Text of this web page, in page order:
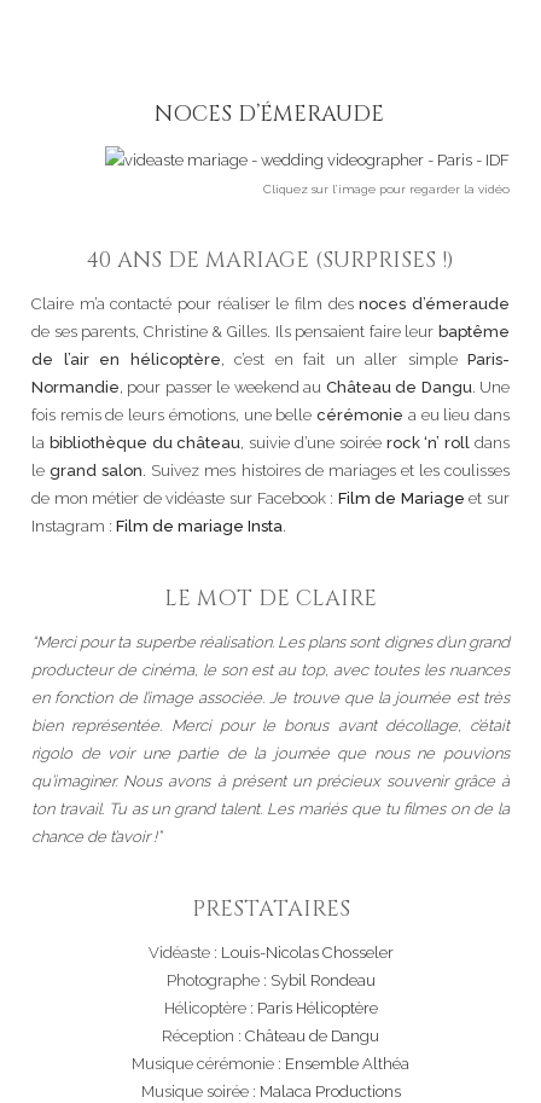
NOCES D’ÉMERAUDE
Cliquez sur l’image pour regarder la vidéo
40 ANS DE MARIAGE (SURPRISES !)
Claire m’a contacté pour réaliser le film desnoces d’émeraude
de ses parents, Christine & Gilles. Ils pensaient faire leur baptême
de l’air en hélicoptère, c’est en fait un aller simple Paris-
Normandie, pour passer le weekend au Château de Dangu. Une
fois remis de leurs émotions, une bellecérémonie a eu lieu dans
la bibliothèque du château, suivie d’une soirée rock ‘n’ roll dans
legrand salon. Suivez mes histoires de mariages et les coulisses
de mon métier de vidéaste sur Facebook : Film de Mariage et sur
Instagram : Film de mariage Insta.
LE MOT DE CLAIRE
“Merci pour ta superbe réalisation. Les plans sont dignes d’un grand
producteur de cinéma, le son est au top, avec toutes les nuances
en fonction de l’image associée. Je trouve que la journée est très
bien représentée. Merci pour le bonus avant décollage, c’était
rigolo de voir une partie de la journée que nous ne pouvions
qu’imaginer. Nous avons à présent un précieux souvenir grâce à
ton travail. Tu as un grand talent. Les mariés que tu filmes on de la
chance de t’avoir !”
PRESTATAIRES
Vidéaste : Louis-Nicolas Chosseler
Photographe : Sybil Rondeau
Hélicoptère : Paris Hélicoptère
Réception : Château de Dangu
Musique cérémonie : Ensemble Althéa
Musique soirée : Malaca Productions